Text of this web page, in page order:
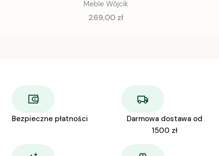
Meble Wójcik
Cena
269,00 zł
Bezpieczne płatności
Darmowa dostawa od
1500 zł